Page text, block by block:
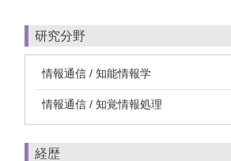
研究分野
情報通信 / 知能情報学
情報通信 / 知覚情報処理
経歴